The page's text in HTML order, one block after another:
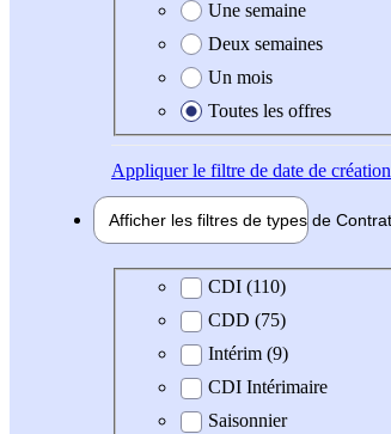
Une semaine
Deux semaines
Un mois
Toutes les offres
Appliquerle filtre de date de
Afficher les filtres de types de Contrat
Type de contratCDI (110)
CDD (75)
Intérim (9)
CDI Intérimaire
Saisonnier